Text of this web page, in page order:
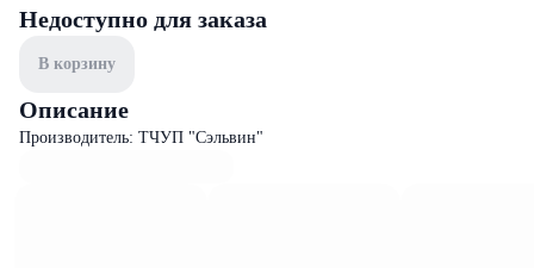
Недоступно для заказа
В корзину
Описание
Производитель: ТЧУП "Сэльвин"